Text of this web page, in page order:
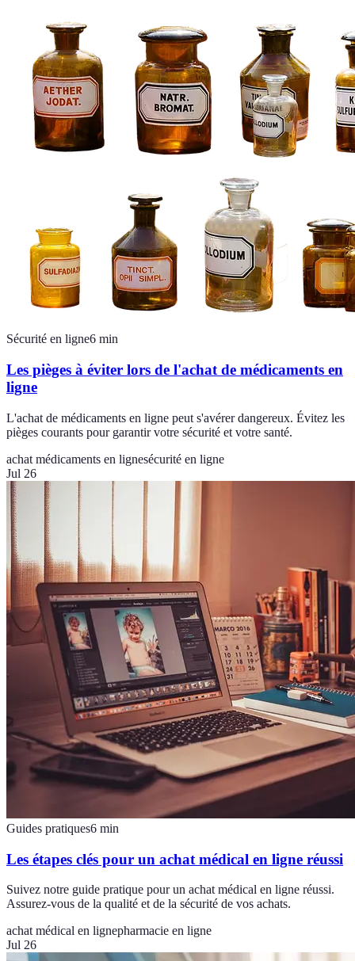
Sécurité en ligne6 min
Les pièges à éviter lors de l'achat de médicaments en
ligne
L'achat de médicaments en ligne peut s'avérer dangereux. Évitez les
pièges courants pour garantir votre sécurité et votre santé.
achat médicaments en lignesécurité en ligne
Jul 26
Guides pratiques6 min
Les étapes clés pour un achat médical en ligne réussi
Suivez notre guide pratique pour un achat médical en ligne réussi.
Assurez-vous de la qualité et de la sécurité de vos achats.
achat médical en lignepharmacie en ligne
Jul 26